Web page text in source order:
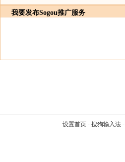
我要发布Sogou推广服务
设置首页- 搜狗输入法-